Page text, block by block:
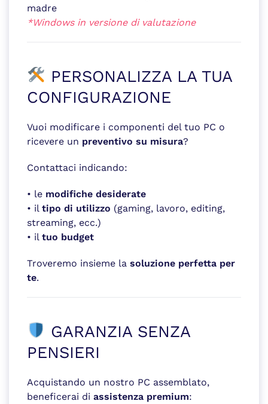
madre
*Windows in versione di valutazione
PERSONALIZZA LA TUA
CONFIGURAZIONE
Vuoi modificare i componenti del tuo PC o
ricevere un preventivo su misura?
Contattaci indicando:
• le modifiche desiderate
• il tipo di utilizzo (gaming, lavoro, editing,
streaming, ecc.)
• il tuo budget
Troveremo insieme la soluzione perfetta per
te.
GARANZIA SENZA
PENSIERI
Acquistando un nostro PC assemblato,
beneficerai di assistenza premium: